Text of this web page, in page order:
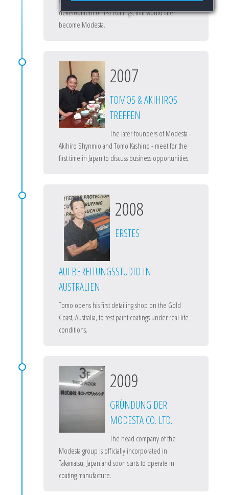
development of first coatings, that would later
become Modesta.
2007
TOMOS & AKIHIROS
TREFFEN
The later founders of Modesta -
Akihiro Shynmio and Tomo Kashino - meet for the
first time in Japan to discuss business opportunities.
2008
ERSTES
AUFBEREITUNGSSTUDIO IN
AUSTRALIEN
Tomo opens his first detailing shop on the Gold
Coast, Australia, to test paint coatings under real life
conditions.
2009
GRÜNDUNG DER
MODESTA CO. LTD.
The head company of the
Modesta group is officially incorporated in
Takamatsu, Japan and soon starts to operate in
coating manufacture.